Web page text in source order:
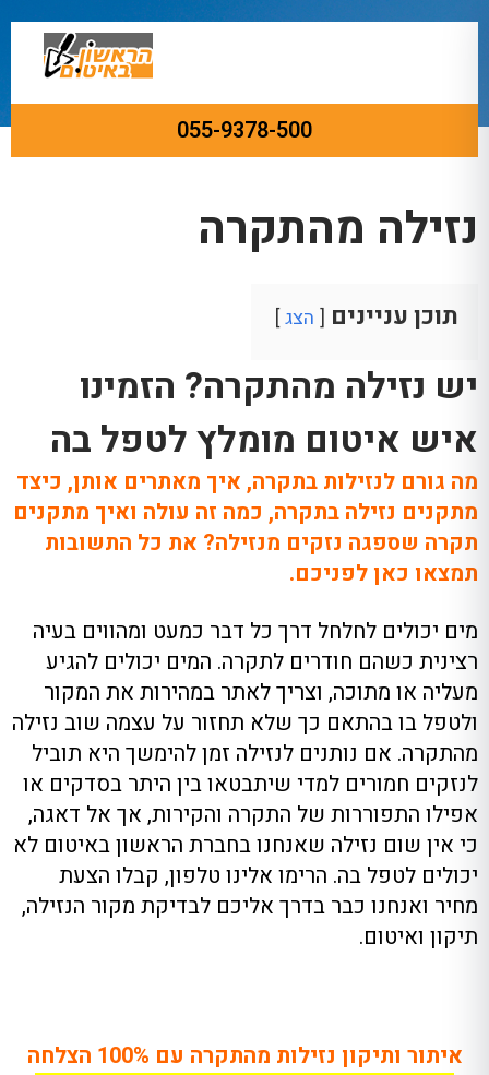
055-9378-500תיקון נזילות»נזילה מהתקרה
נזילה מהתקרה
תוכן עניינים הצג
יש נזילה מהתקרה? הזמינו
איש איטום מומלץ לטפל בה
מה גורם לנזילות בתקרה, איך מאתרים אותן, כיצד
מתקנים נזילה בתקרה, כמה זה עולה ואיך מתקנים
תקרה שספגה נזקים מנזילה? את כל התשובות
תמצאו כאן לפניכם.
מים יכולים לחלחל דרך כל דבר כמעט ומהווים בעיה
רצינית כשהם חודרים לתקרה. המים יכולים להגיע
מעליה או מתוכה, וצריך לאתר במהירות את המקור
ולטפל בו בהתאם כך שלא תחזור על עצמה שוב נזילה
מהתקרה. אם נותנים לנזילה זמן להימשך היא תוביל
לנזקים חמורים למדי שיתבטאו בין היתר בסדקים או
אפילו התפוררות של התקרה והקירות, אך אל דאגה,
כי אין שום נזילה שאנחנו בחברת הראשון באיטום לא
יכולים לטפל בה. הרימו אלינו טלפון, קבלו הצעת
מחיר ואנחנו כבר בדרך אליכם לבדיקת מקור הנזילה,
תיקון ואיטום.
איתור ותיקון נזילות מהתקרה עם 100% הצלחה